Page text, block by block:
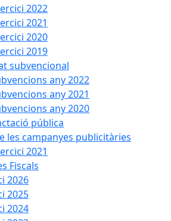
2022
2021
2020
2019
subvencional
any 2022
any 2021
any 2020
pública
les campanyes publicitàries
2021
Fiscals
2026
2025
2024